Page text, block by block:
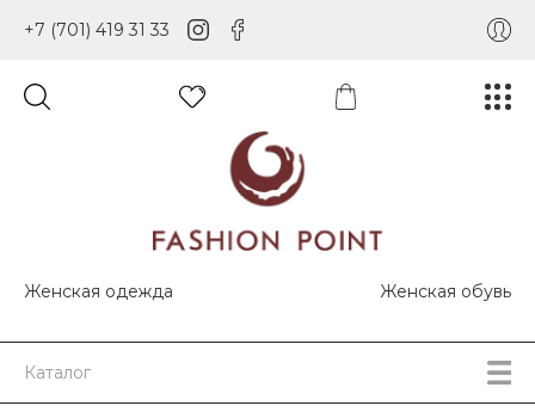
+7 (701) 419 31 33
Женская одежда Женская обувь
Каталог